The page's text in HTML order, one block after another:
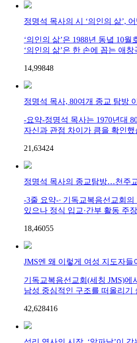
정명석 목사의 시 ‘의인의 삶’,
‘의인의 삶’은 1988년 동녘 10
‘의인의 삶’은 한 손에 꼽는 애
14,99848
정명석 목사, 80여개 종교 탐방
-요약-정명석 목사는 1970년대
자신과 관점 차이가 큼을 확인
21,63424
정명석 목사의 종교탐방…천주
-3줄 요약-· 기독교복음선교회
있으나 정식 입교·간부 활동 주
18,46055
JMS엔 왜 이렇게 여성 지도자들
기독교복음선교회(세칭 JMS)
남성 중심적인 구조를 떠올리기
42,628416